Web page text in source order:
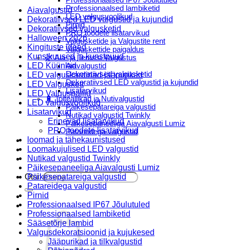
Professionaalsed lambiketid
LED valgusvoolikud
Pirnid
PRO toodete lisatarvikud
Valgusketide ja Valgustite rent
Valguskettide paigaldus
🌿 Aia- ja Terassi Valgustus
Aiavalgustid
Dekoratiivsed valgusketid
Dekoratiivsed LED valgustid ja kujundid
Lisatarvikud
🔋 Toiteallikad ja Nutivalgustid
Päikesepatareiga valgustid
Nutikad valgustid Twinkly
Päikesepaneeliga Aiavalgusti Lumiz
Patareidega valgustid
Päikeselaternad Lumiz
Valguskettide paigaldus
Blogi
Otsi:
Aiavalgustid
Dekoratiivsed LED valgustid ja kujundid
Dekoratiivsed valgusketid
Halloween 2026
Kingituste ideed
Kunstkuused ja kunstpuud
LED Küünlad
LED valguskardinad-jääpurikad
LED Valguskett
LED Valguspallid
LED valgusvoolikud
Lisatarvikud
Erinevad lisatarvikud
PRO toodete lisatarvikud
loomad ja tähekaunistused
Loomakujulised LED valgustid
Nutikad valgustid Twinkly
Päikesepaneeliga Aiavalgusti Lumiz
Päikesepatareiga valgustid
Patareidega valgustid
Pirnid
Professionaalsed IP67 Jõulutuled
Professionaalsed lambiketid
Sääsetõrje lambid
Valgusdekoratsioonid ja kujukesed
Jääpurikad ja tilkvalgustid